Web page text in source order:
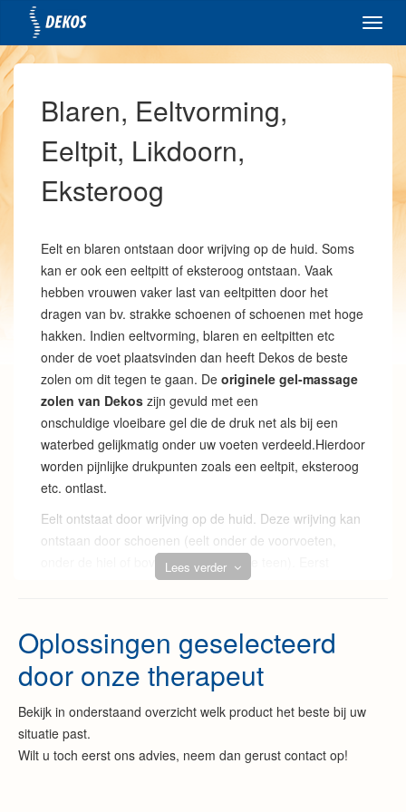
Blaren, Eeltvorming,
Eeltpit, Likdoorn,
Eksteroog
Eelt en blaren ontstaan door wrijving op de huid. Soms
kan er ook een eeltpitt of eksteroog ontstaan. Vaak
hebben vrouwen vaker last van eeltpitten door het
dragen van bv. strakke schoenen of schoenen met hoge
hakken. Indien eeltvorming, blaren en eeltpitten etc
onder de voet plaatsvinden dan heeft Dekos de beste
zolen om dit tegen te gaan. De originele gel-massage
zolen van Dekos zijn gevuld met een
onschuldige vloeibare gel die de druk net als bij een
waterbed gelijkmatig onder uw voeten verdeeld.Hierdoor
worden pijnlijke drukpunten zoals een eeltpit, eksteroog
etc. ontlast.
Lees verder
Eelt ontstaat door wrijving op de huid. Deze wrijving kan
ontstaan door schoenen (eelt onder de voorvoeten,
onder de hiel of bovenop of tussen de teen). Eerst
ontstaat er een blaar an na langdurige schuring en
beschermen tegen deze wrijving of druk. Eelt is wanneer
de hoornlaag hard aanvoelt, verdikt is en een gelige
Soms kan er ook een eeltpitt of eksteroog ontstaan.
Vaak hebben vrouwen vaker last van eeltpitten door het
Oplossingen geselecteerd
door onze therapeut
Bekijk in onderstaand overzicht welk product het beste bij uw
situatie past.
Wilt u toch eerst ons advies, neem dan gerust contact op!